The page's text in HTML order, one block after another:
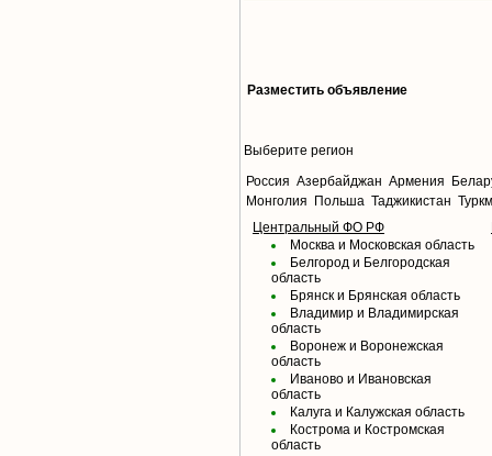
Разместить объявление
Выберите регион
Россия Азербайджан Армения
Монголия
Польша Таджикистан
Центральный ФО РФ
Москва и Московская область
Белгород и Белгородская
область
Брянск и Брянская область
Владимир и Владимирская
область
Воронеж и Воронежская
область
Иваново и Ивановская
область
Калуга и Калужская область
Кострома и Костромская
область